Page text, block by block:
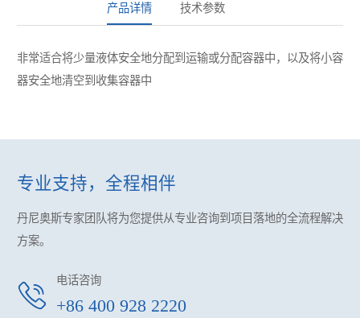
产品详情 技术参数
非常适合将少量液体安全地分配到运输或分配容器中，以及将小容
器安全地清空到收集容器中
专业支持，全程相伴
丹尼奥斯专家团队将为您提供从专业咨询到项目落地的全流程解决
方案。
电话咨询
+86 400 928 2220